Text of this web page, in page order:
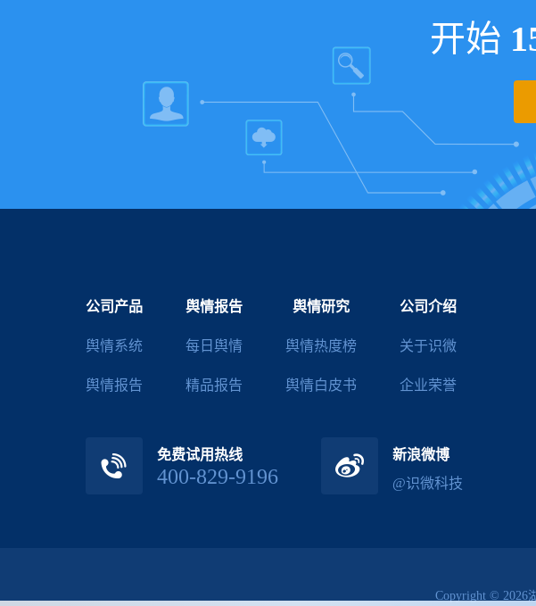
开始
公司产品
舆情系统
舆情报告
舆情报告
每日舆情
精品报告
舆情研究
舆情热度榜
舆情白皮书
公司介绍
关于识微
企业荣誉
免费试用热线
400-829-9196
新浪微博
@识微科技
Copyright © 2026